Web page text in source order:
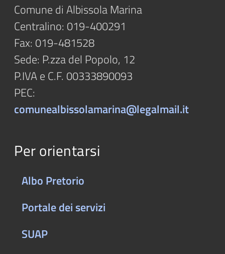
Comune di Albissola Marina
Centralino: 019-400291
Fax: 019-481528
Sede: P.zza del Popolo, 12
P.IVA e C.F. 00333890093
PEC:
comunealbissolamarina@legalmail.it
Per orientarsi
Albo Pretorio
Portale dei servizi
SUAP